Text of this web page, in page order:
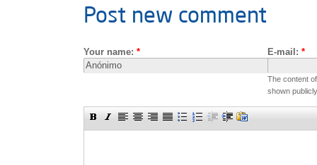
Post new comment
Your name: * E-mail: *
The content
shown